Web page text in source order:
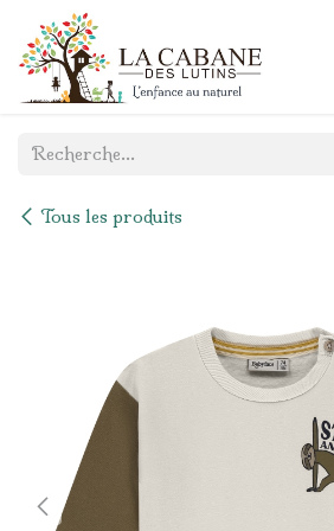
Se rendre au contenu
Tous les produits